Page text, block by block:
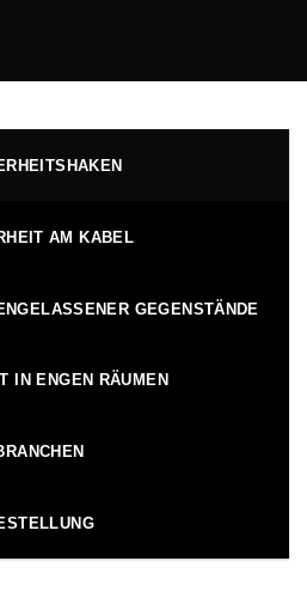
AM KABEL
GEGENSTÄNDE
IN ENGEN RÄUMEN